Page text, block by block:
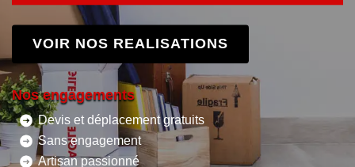
VOIR NOS REALISATIONS
Nos engagements
Devis et déplacement gratuits
Sans engagement
Artisan passionné